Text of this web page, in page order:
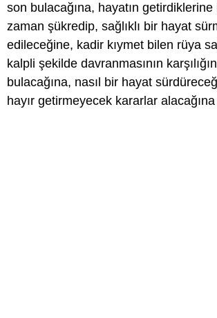
son bulacağına, hayatın getirdiklerine
zaman şükredip, sağlıklı bir hayat
edileceğine, kadir kıymet bilen rüya
kalpli şekilde davranmasının
bulacağına, nasıl bir hayat
hayır getirmeyecek kararlar